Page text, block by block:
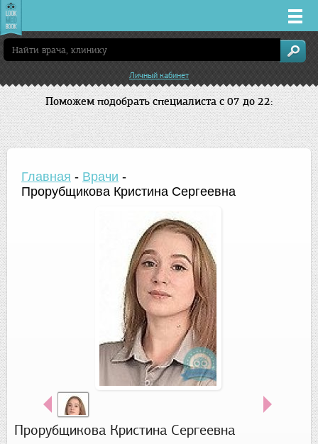
Врачи
Клиники
Заболевания
Личный кабинет
Поможем подобрать специалиста с 07 до 22:
Главная - Врачи -
Прорубщикова Кристина Сергеевна
Прорубщикова Кристина Сергеевна